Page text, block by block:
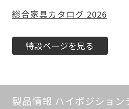
総合家具カタログ 2026
特設ページを見る
製品情報 ハイポジション